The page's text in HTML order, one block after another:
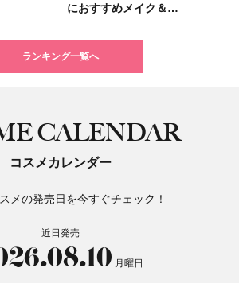
におすすめメイク＆…
ィーズが投票…
におすすめメイク＆…
トのパーツケ…
たり
あり・なし別…
「baramood」を3名様…
Rosy…
ランキング一覧へ
CALENDAR
コスメカレンダー
メの発売日を今すぐチェック！
近日発売
月曜日